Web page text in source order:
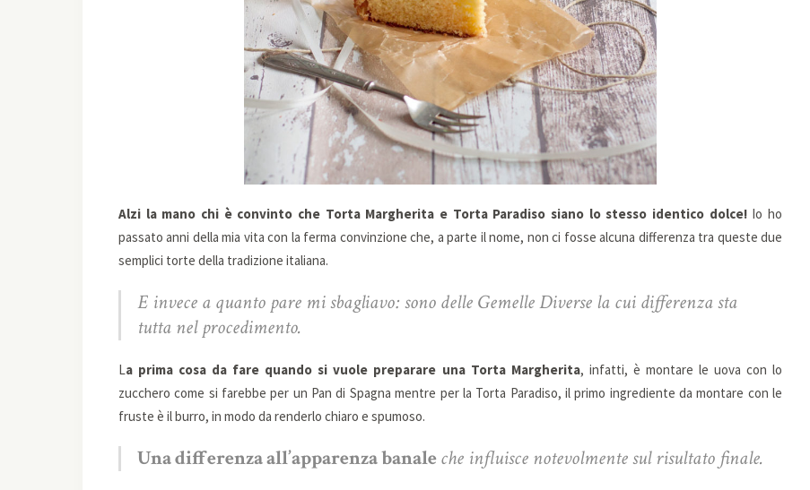
Alzi la mano chi è convinto che Torta Margherita e Torta Paradiso siano lo stesso identico dolce!Io ho
passato anni della mia vita con la ferma convinzione che, a parte il nome, non ci fosse alcuna differenza tra queste due
semplici torte della tradizione italiana.
E invece a quanto pare mi sbagliavo: sono delle Gemelle Diverse la cui differenza sta
tutta nel procedimento.
La prima cosa da fare quando si vuole preparare una Torta Margherita, infatti, è montare le uova con lo
zucchero come si farebbe per un Pan di Spagna mentre per la Torta Paradiso, il primo ingrediente da montare con le
fruste è il burro, in modo da renderlo chiaro e spumoso.
Una differenza all’apparenza banaleche influisce notevolmente sul risultato finale.